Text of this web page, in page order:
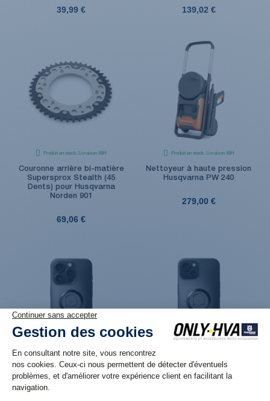
39,99 € 139,02 €
Produit en stock. Livraison 48H
Couronne arrière bi-matière
Supersprox Stealth (45
Dents) pour Husqvarna
Norden 901
69,06 €
Produit en stock. Livraison 48H
Nettoyeur à haute pression
Husqvarna PW 240
279,00 €
Produit en réassort. Livraison sous 6 jours
ouvrés
Coque de smartphone SP
Connect SPC+ pour iPhone
Produit en stock. Livraison 48H
Coque de smartphone SP